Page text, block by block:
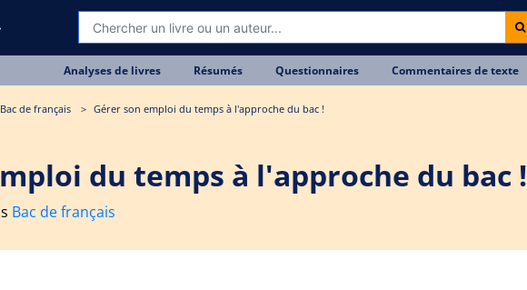
Analyses de livres Résumés Questionnaires Commentaires de texte
Bac de français Gérer son emploi du temps à l'approche du bac !
du temps à l'approche du bac !
Bac de français